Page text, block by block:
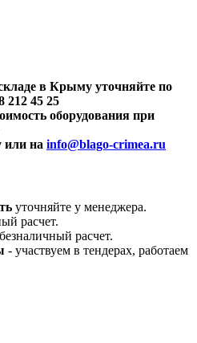
в Крыму уточняйте по
45 25
оборудования при
или на info@blago-crimea.ru
уточняйте у менеджера.
расчет.
расчет.
- участвуем в тендерах, работаем